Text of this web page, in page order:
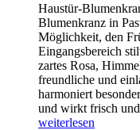
Haustür-
Blumenkranz in
Möglichkeit, den
Eingangsbereich
zartes Rosa,
freundliche und
harmoniert
und wirkt frisch
weiterlesen